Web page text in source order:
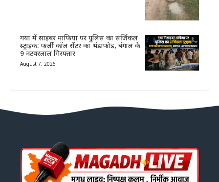
गया में साइबर माफिया पर पुलिस का सर्जिकल
स्ट्राइक: फर्जी कॉल सेंटर का भंडाफोड़, बंगाल के
9 नटवरलाल गिरफ्तार
August 7, 2026